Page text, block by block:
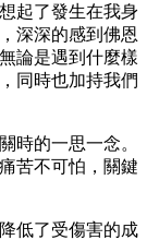
起了發生在我身
深深的感到佛恩
論是遇到什麼樣
同時也加持我們
時的一思一念。
苦不可怕，關鍵
低了受傷害的成